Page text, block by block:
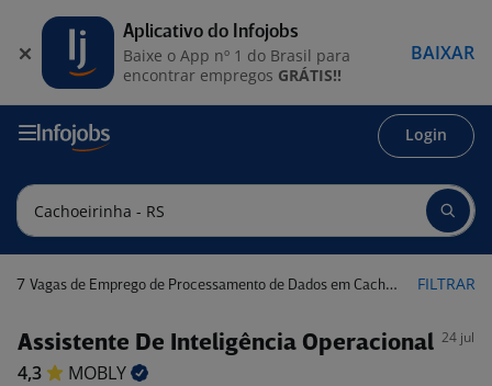
Login
7 Vagas de Emprego de Processamento de Dados em Cachoeirinha - RS FILTRAR
Assistente De Inteligência Operacional 24 jul
4,3
MOBLY
Aplicativo do Infojobs
Baixe o App nº 1 do Brasil para
encontrar empregos GRÁTIS!!
BAIXAR